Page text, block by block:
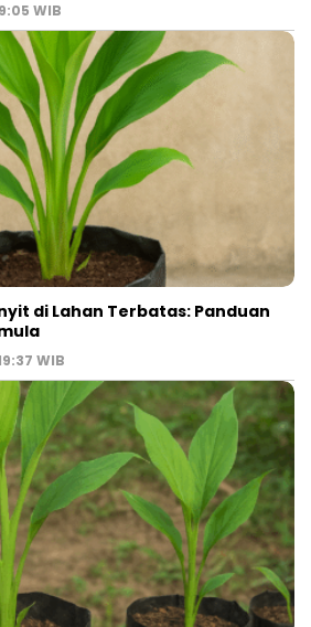
WIB
di Lahan Terbatas: Panduan
WIB